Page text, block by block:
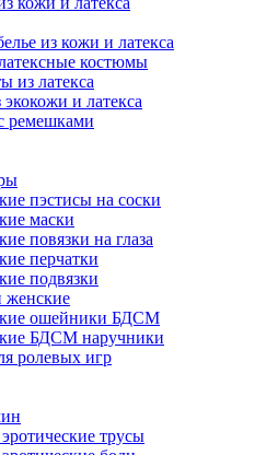
из кожи и латекса
костюмы
из латекса
экокожи и латекса
ремешками
пэстисы на соски
маски
повязки на глаза
перчатки
подвязки
женские
ошейники БДСМ
БДСМ наручники
ролевых игр
трусы